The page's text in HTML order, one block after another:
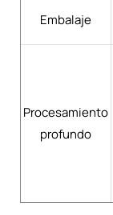
Embalaje
Procesamiento
profundo